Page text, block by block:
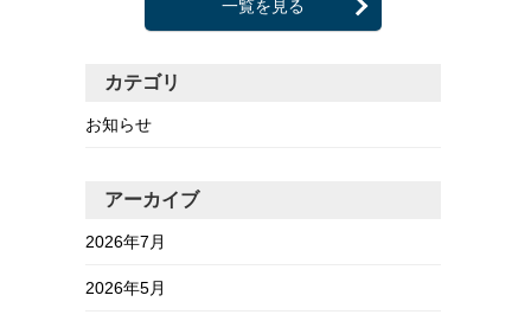
一覧を見る
カテゴリ
お知らせ
アーカイブ
2026年7月
2026年5月